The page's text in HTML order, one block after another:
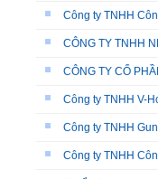
Công ty TNHH
CÔNG TY TNHH
CÔNG TY CỔ
Công ty TNHH V-
Công ty TNHH
Công ty TNHH